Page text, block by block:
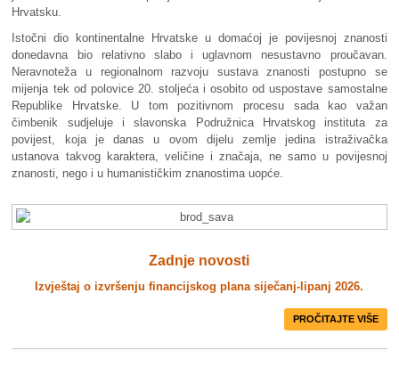
Hrvatsku.
Istočni dio kontinentalne Hrvatske u domaćoj je povijesnoj znanosti
donedavna bio relativno slabo i uglavnom nesustavno proučavan.
Neravnoteža u regionalnom razvoju sustava znanosti postupno se
mijenja tek od polovice 20. stoljeća i osobito od uspostave samostalne
Republike Hrvatske. U tom pozitivnom procesu sada kao važan
čimbenik sudjeluje i slavonska Podružnica Hrvatskog instituta za
povijest, koja je danas u ovom dijelu zemlje jedina istraživačka
ustanova takvog karaktera, veličine i značaja, ne samo u povijesnoj
znanosti, nego i u humanističkim znanostima uopće.
Zadnje novosti
Izvještaj o izvršenju financijskog plana siječanj-lipanj 2026.
PROČITAJTE VIŠE